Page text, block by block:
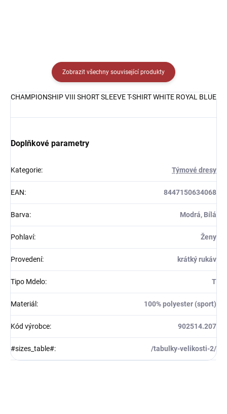
Zobrazit všechny související produkty
CHAMPIONSHIP VIII SHORT SLEEVE T-SHIRT WHITE ROYAL BLUE
Doplňkové parametry
Kategorie: Týmové dresy
EAN: 8447150634068
Barva: Modrá, Bílá
Pohlaví: Ženy
Provedení: krátký rukáv
Tipo Mdelo: T
Materiál : 100% polyester (sport)
Kód výrobce: 902514.207
#sizes_table#: /tabulky-velikosti-2/